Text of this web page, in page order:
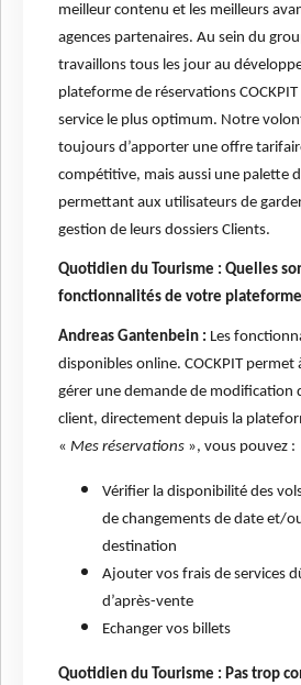
meilleur contenu et les meilleurs
agences partenaires. Au sein du
travaillons tous les jour au
plateforme de réservations
service le plus optimum. Notre
toujours d’apporter une offre
compétitive, mais aussi une palette
permettant aux utilisateurs de
gestion de leurs dossiers Clients.
Quotidien du Tourisme : Quelles
fonctionnalités de votre
Andreas Gantenbein : Les
disponibles online. COCKPIT permet
gérer une demande de modification
client, directement depuis la
« Mes réservations », vous pouvez :
Vérifier la disponibilité des
de changements de date et/
destination
Ajouter vos frais de services
d’après-vente
Echanger vos billets
Quotidien du Tourisme : Pas trop